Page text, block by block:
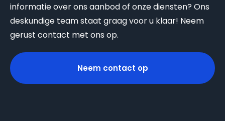
informatie over ons aanbod of onze diensten? Ons
deskundige team staat graag voor u klaar! Neem
gerust contact met ons op.
Neem contact op